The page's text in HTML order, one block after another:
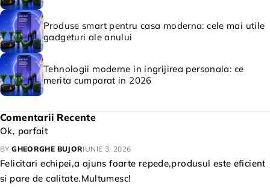
Produse smart pentru casa moderna: cele mai utile
gadgeturi ale anului
Tehnologii moderne in ingrijirea personala: ce
merita cumparat in 2026
Comentarii Recente
Ok, parfait
BY GHEORGHE BUJORIUNIE 3, 2026
Felicitari echipei,a ajuns foarte repede,produsul este eficient
si pare de calitate.Multumesc!